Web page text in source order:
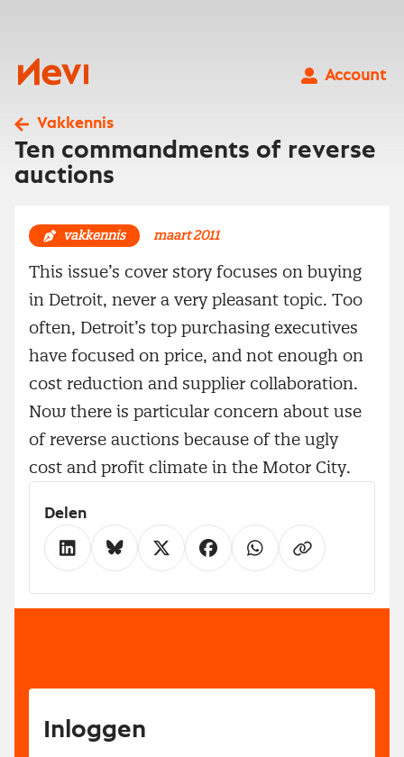
Nevi
Account
Vakkennis
Ten commandments of reverse
auctions
vakkennis maart 2011
This issue’s cover story focuses on buying
in Detroit, never a very pleasant topic. Too
often, Detroit’s top purchasing executives
have focused on price, and not enough on
cost reduction and supplier collaboration.
Now there is particular concern about use
of reverse auctions because of the ugly
cost and profit climate in the Motor City.
Delen
Inloggen